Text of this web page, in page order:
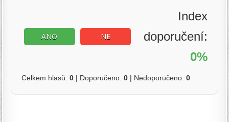
ANO NE
Index
doporučení:
0%
Celkem hlasů:0 | Doporučeno:0 | Nedoporučeno:0